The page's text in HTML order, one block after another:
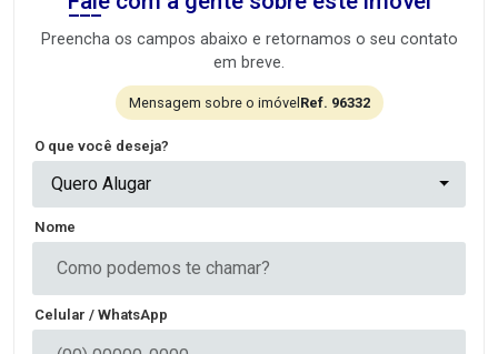
Preencha os campos abaixo e retornamos o seu contato
em breve.
Mensagem sobre o imóvel Ref. 96332
O que você deseja?
Quero Alugar
Nome
Celular / WhatsApp